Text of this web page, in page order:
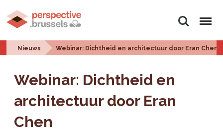
Zoeken Menu
Nieuws Webinar: Dichtheid en architectuur door Eran Chen
Webinar: Dichtheid en
architectuur door Eran
Chen